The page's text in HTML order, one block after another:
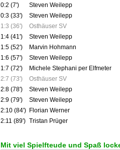
0:2 (7')
Steven Weilepp
0:3 (33')
Steven Weilepp
1:3 (36')
Osthäuser SV
1:4 (41')
Steven Weilepp
1:5 (52')
Marvin Hohmann
1:6 (57')
Steven Weilepp
1:7 (72')
Michele Stephani per Elfmeter
2:7 (73')
Osthäuser SV
2:8 (78')
Steven Weilepp
2:9 (79')
Steven Weilepp
2:10 (84') Florian Werner
2:11 (89') Tristan Prüger
Mit viel Spielfteude und Spaß